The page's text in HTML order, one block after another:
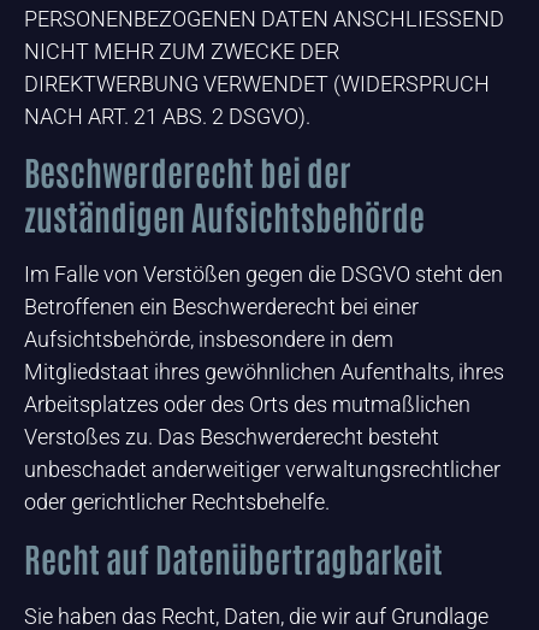
PERSONENBEZOGENEN DATEN ANSCHLIESSEND
NICHT MEHR ZUM ZWECKE DER
DIREKTWERBUNG VERWENDET (WIDERSPRUCH
NACH ART. 21 ABS. 2 DSGVO).
Beschwerde­recht bei der
zuständigen Aufsichts­behörde
Im Falle von Verstößen gegen die DSGVO steht den
Betroffenen ein Beschwerderecht bei einer
Aufsichtsbehörde, insbesondere in dem
Mitgliedstaat ihres gewöhnlichen Aufenthalts, ihres
Arbeitsplatzes oder des Orts des mutmaßlichen
Verstoßes zu. Das Beschwerderecht besteht
unbeschadet anderweitiger verwaltungsrechtlicher
oder gerichtlicher Rechtsbehelfe.
Recht auf Daten­übertrag­barkeit
Sie haben das Recht, Daten, die wir auf Grundlage